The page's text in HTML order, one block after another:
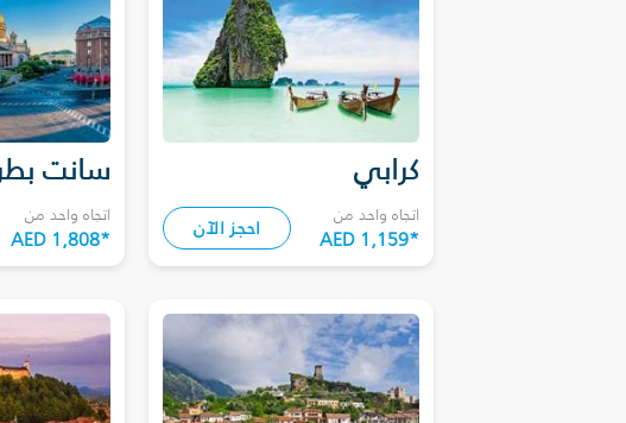
كرابي
اتجاه واحد من
AED 1,159* احجز الآن
سانت
اتجاه واحد من
AED 1,808*